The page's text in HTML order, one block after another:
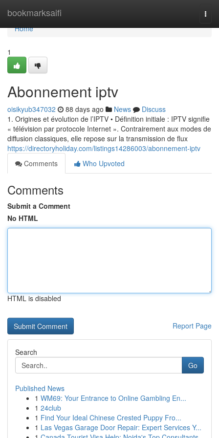
bookmarksaifi
Home
Home
1
Abonnement iptv
oisikyub347032 88 days ago News
Discuss
1. Origines et évolution de l’IPTV • Définition initiale : IPTV signifie
« télévision par protocole Internet ». Contrairement aux modes de
diffusion classiques, elle repose sur la transmission de flux
https://directoryholiday.com/listings14286003/abonnement-iptv
Comments
Who Upvoted
Comments
Submit a Comment
No HTML
HTML is disabled
Report Page
Search
Go
Published News
1 WM69: Your Entrance to Online Gambling En...
1 24club
1 Find Your Ideal Chinese Crested Puppy Fro...
1 Las Vegas Garage Door Repair: Expert Services Y...